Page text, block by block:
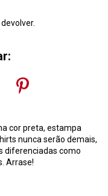
cor preta, estampa
nunca serão demais,
diferenciadas como
Arrase!